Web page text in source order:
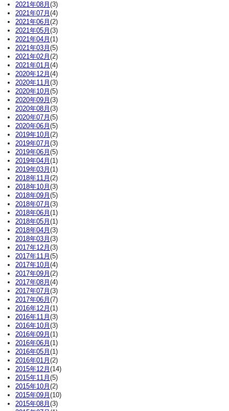
2021年08月 (3)
2021年07月 (4)
2021年06月 (2)
2021年05月 (3)
2021年04月 (1)
2021年03月 (5)
2021年02月 (2)
2021年01月 (4)
2020年12月 (4)
2020年11月 (3)
2020年10月 (5)
2020年09月 (3)
2020年08月 (3)
2020年07月 (5)
2020年06月 (5)
2019年10月 (2)
2019年07月 (3)
2019年06月 (5)
2019年04月 (1)
2019年03月 (1)
2018年11月 (2)
2018年10月 (3)
2018年09月 (5)
2018年07月 (3)
2018年06月 (1)
2018年05月 (1)
2018年04月 (3)
2018年03月 (3)
2017年12月 (3)
2017年11月 (5)
2017年10月 (4)
2017年09月 (2)
2017年08月 (4)
2017年07月 (3)
2017年06月 (7)
2016年12月 (1)
2016年11月 (3)
2016年10月 (3)
2016年09月 (1)
2016年06月 (1)
2016年05月 (1)
2016年01月 (2)
2015年12月 (14)
2015年11月 (5)
2015年10月 (2)
2015年09月 (10)
2015年08月 (3)